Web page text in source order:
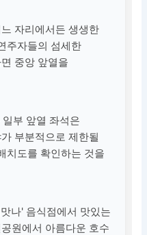
자리에서든 생생한
주자들의 섬세한
중앙 앞열을
부 앞열 좌석은
부분적으로 제한될
치도를 확인하는 것을
나' 음식점에서 맛있는
원에서 아름다운 호수